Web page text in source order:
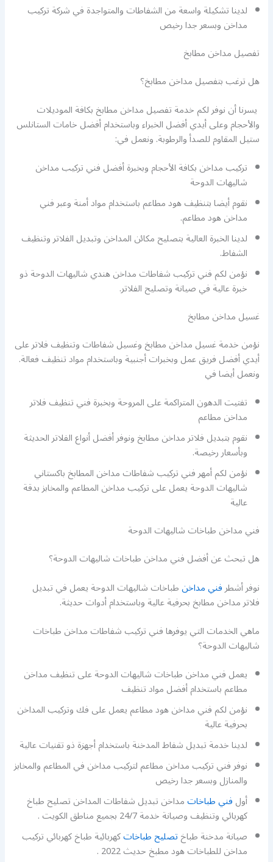
لدينا تشكيلة واسعة من الشفاطات والمتواجدة في شركة تركيب
مداخن وبسعر جدا رخيص
تفصيل مداخن مطابخ
هل ترغب بتفصيل مداخن مطابخ؟
يسرنا أن نوفر لكم خدمة تفصيل مداخن مطابخ بكافة الموديلات
والأحجام وعلى أيدي أفضل الخبراء وباستخدام أفضل خامات الستانلس
ستيل المقاوم للصدأ والرطوبة. ونعمل في:
تركيب مداخن بكافة الأحجام وبخبرة أفضل فني تركيب مداخن
شاليهات الدوحة
نقوم أيضا بتنظيف هود مطاعم باستخدام مواد أمنة وعبر فني
مداخن هود مطاعم.
لدينا الخبرة العالية بتصليح مكائن المداخن وتبديل الفلاتر وتنظيف
الشفاط.
نؤمن لكم فني تركيب شفاطات مداخن هندي شاليهات الدوحة ذو
خبرة عالية في صيانة وتصليح الفلاتر.
غسيل مداخن مطابخ
نؤمن خدمة غسيل مداخن مطابخ وغسيل شفاطات وتنظيف فلاتر على
أيدي أفضل فريق عمل وبخبرات أجنبية وباستخدام مواد تنظيف فعالة.
ونعمل أيضا في
تفتيت الدهون المتراكمة على المروحة وبخبرة فني تنظيف فلاتر
مداخن مطاعم
نقوم بتبديل فلاتر مداخن مطابخ ونوفر أفضل أنواع الفلاتر الحديثة
وبأسعار رخيصة.
نؤمن لكم أمهر فني تركيب شفاطات مداخن المطابخ باكستاني
شاليهات الدوحة يعمل على تركيب مداخن المطاعم والمخابز بدقة
عالية
فني مداخن طباخات شاليهات الدوحة
هل تبحث عن أفضل فني مداخن طباخات شاليهات الدوحة؟
نوفر أشطرفني مداخنطباخات شاليهات الدوحة يعمل في تبديل
فلاتر مداخن مطابخ بحرفية عالية وباستخدام أدوات حديثة.
ماهي الخدمات التي يوفرها فني تركيب شفاطات مداخن طباخات
شاليهات الدوحة؟
يعمل فني مداخن طباخات شاليهات الدوحة على تنظيف مداخن
مطاعم باستخدام أفضل مواد تنظيف
نؤمن لكم فني مداخن هود مطاعم يعمل على فك وتركيب المداخن
بحرفية عالية
لدينا خدمة تبديل شفاط المدخنة باستخدام أجهزة ذو تقنيات عالية
نوفر فني تركيب مداخن مطاعم لتركيب مداخن في المطاعم والمخابز
والمنازل وبسعر جدا رخيص
أولفني طباخاتمداخن تبديل شفاطات المداخن تصليح طباخ
كهربائي وتنظيف وصيانة خدمة 24/7 بجميع مناطق الكويت .
صيانة مدخنة طباختصليح طباخاتكهربائية طباخ كهربائي تركيب
مداخن للطباخات هود مطبخ حديث 2022 .